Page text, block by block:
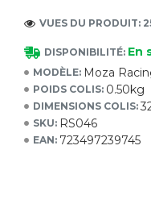
DISPONIBILITÉ: En
MODÈLE: Moza
POIDS COLIS: 0.50kg
DIMENSIONS COLIS:
SKU: RS046
EAN: 723497239745
VUES DU PRODUIT: